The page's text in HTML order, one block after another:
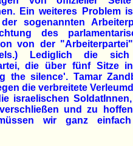
Ein weiteres Problem
sogenannten
des
von der
Lediglich die
die über fünf Sitze
the silence'. Tamar
die verbreitete
israelischen
und zu
wir ganz